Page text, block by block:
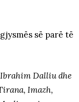
së parë të
Dalliu dhe
Imazh,